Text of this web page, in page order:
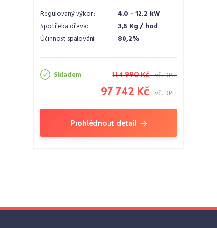
Regulovaný výkon:
4,0 - 12,2 kW
Spotřeba dřeva:
3,6 Kg / hod
Účinnost spalování:
80,2%
Skladem 114 990 Kč vč. DPH
97 742 Kč vč. DPH
Prohlédnout detail